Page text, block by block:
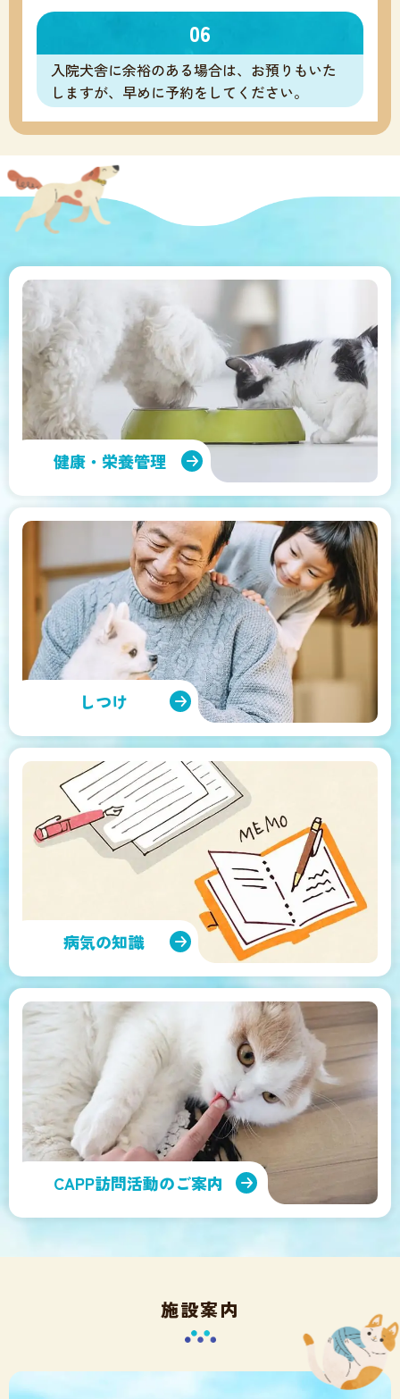
06
入院犬舎に余裕のある場合は、お預りもいた
しますが、早めに予約をしてください。
健康・栄養管理
しつけ
病気の知識
CAPP訪問活動のご案内
施設案内